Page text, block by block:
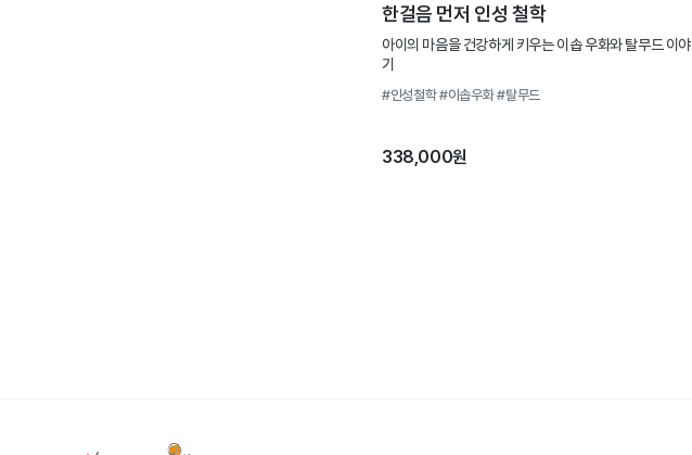
한걸음 먼저 인성 철학
아이의 마음을 건강하게 키우는 이솝 우화와 탈무드 이야
기
#인성철학#이솝우화#탈무드
338,000원